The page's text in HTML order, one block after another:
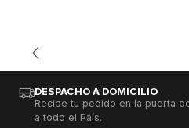
DESPACHO A DOMICILIO
Recibe tu pedido en la puerta
a todo el País.